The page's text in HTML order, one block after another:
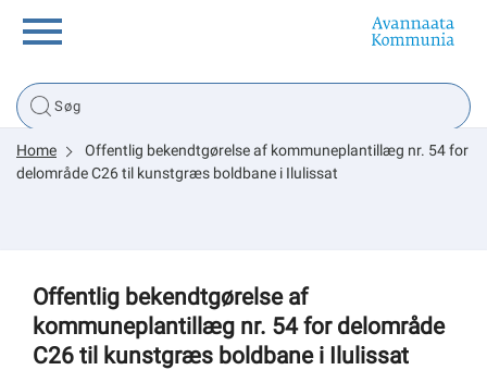
Borger
Erhverv
Tsunami
Home
Offentlig bekendtgørelse af kommuneplantillæg nr. 54 for
delområde C26 til kunstgræs boldbane i Ilulissat
Offentlig bekendtgørelse af
kommuneplantillæg nr. 54 for delområde
C26 til kunstgræs boldbane i Ilulissat